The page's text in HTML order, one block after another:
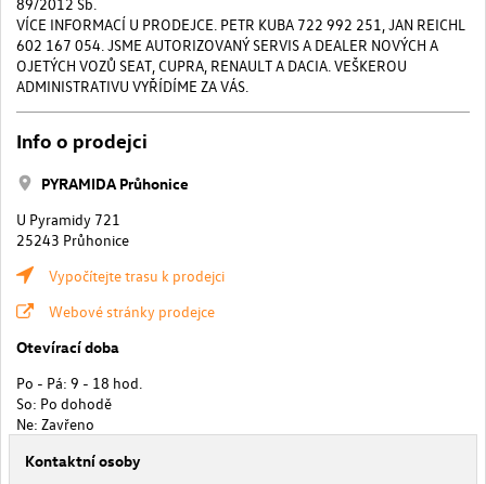
VÍCE INFORMACÍ U PRODEJCE. PETR KUBA 722 992 251, JAN REICHL
602 167 054. JSME AUTORIZOVANÝ SERVIS A DEALER NOVÝCH A
OJETÝCH VOZŮ SEAT, CUPRA, RENAULT A DACIA. VEŠKEROU
ADMINISTRATIVU VYŘÍDÍME ZA VÁS.
Info o prodejci
PYRAMIDA Průhonice
U Pyramidy 721
25243 Průhonice
Vypočítejte trasu k prodejci
Webové stránky prodejce
Otevírací doba
Po - Pá: 9 - 18 hod.
So: Po dohodě
Ne: Zavřeno
Kontaktní osoby